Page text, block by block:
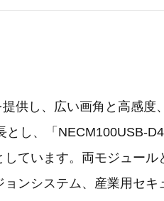
供し、広い画角と高感度
し、「NECM100USB-
ています。両モジュール
ンシステム、産業用セキ